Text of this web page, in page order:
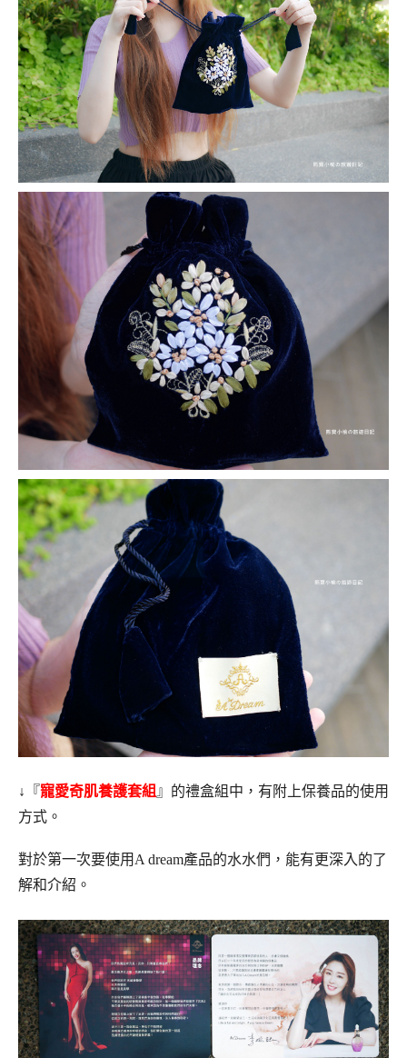
↓『寵愛奇肌養護套組 』的禮盒組中，有附上保養品的使用
方式。
對於第一次要使用A dream產品的水水們，能有更深入的了
解和介紹。